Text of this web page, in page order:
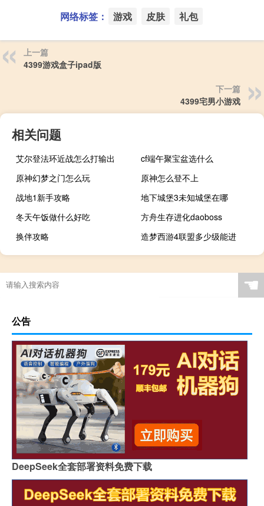
网络标签： 游戏 皮肤 礼包
上一篇
4399游戏盒子ipad版
下一篇
4399宅男小游戏
相关问题
艾尔登法环近战怎么打输出
cf端午聚宝盆选什么
原神幻梦之门怎么玩
原神怎么登不上
战地1新手攻略
地下城堡3未知城堡在哪
冬天午饭做什么好吃
方舟生存进化daoboss
换伴攻略
造梦西游4联盟多少级能进
☚
公告
DeepSeek全套部署资料免费下载